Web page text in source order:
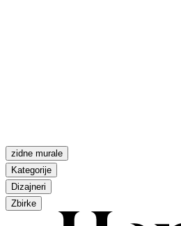
zidne murale
Kategorije
Dizajneri
Zbirke